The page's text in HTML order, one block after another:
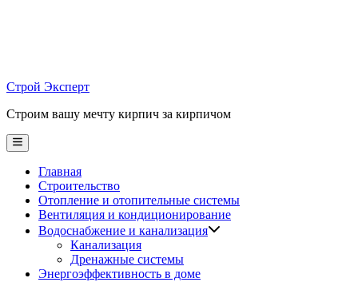
Строй Эксперт
Строим вашу мечту кирпич за кирпичом
Main
Menu
Главная
Строительство
Отопление и отопительные системы
Вентиляция и кондиционирование
Водоснабжение и канализация
Канализация
Дренажные системы
Энергоэффективность в доме